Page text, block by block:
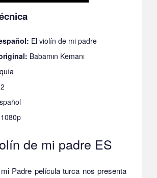
El violín de mi padre
Babamın Kemanı
1080p
de mi padre ES
Padre película turca nos presenta